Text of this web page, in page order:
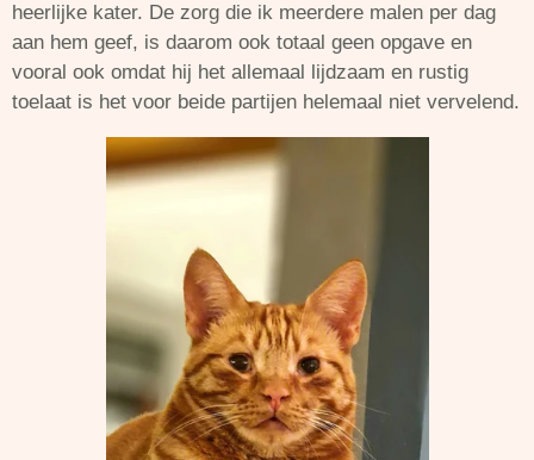
heerlijke kater. De zorg die ik meerdere malen per dag
aan hem geef, is daarom ook totaal geen opgave en
vooral ook omdat hij het allemaal lijdzaam en rustig
toelaat is het voor beide partijen helemaal niet vervelend.